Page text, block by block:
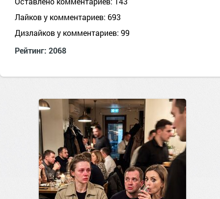
Лайков у комментариев: 693
Дизлайков у комментариев: 99
Рейтинг: 2068